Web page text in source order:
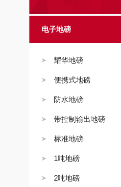
电子地磅
耀华地磅
便携式地磅
防水地磅
带控制输出地磅
标准地磅
1吨地磅
2吨地磅